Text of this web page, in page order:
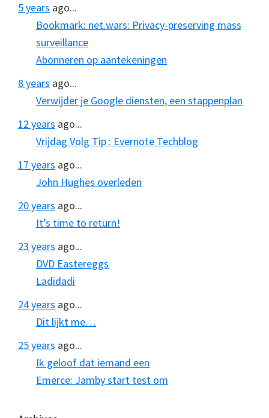
5 years ago...
Bookmark: net.wars: Privacy-preserving mass
surveillance
Abonneren op aantekeningen
8 years ago...
Verwijder je Google diensten, een stappenplan
12 years ago...
Vrijdag Volg Tip : Evernote Techblog
17 years ago...
John Hughes overleden
20 years ago...
It’s time to return!
23 years ago...
DVD Eastereggs
Ladidadi
24 years ago...
Dit lijkt me…
25 years ago...
Ik geloof dat iemand een
Emerce: Jamby start test om